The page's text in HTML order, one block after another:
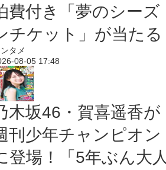
費付き「夢のシーズ
チケット」が当たる
タメ
08-05 17:48
木坂46・賀喜遥香が
刊少年チャンピオン
登場！「5年ぶん大人